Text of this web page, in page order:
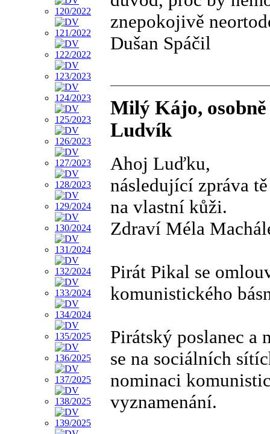
znepokojivě
Dušan Spáčil
Milý Kájo,
Ludvík
Ahoj Luďku,
následující zpráva
na vlastní kůži.
Zdraví Méla
Pirát Pikal se
komunistického
Pirátský poslanec a
se na sociálních
nominaci
vyznamenání.